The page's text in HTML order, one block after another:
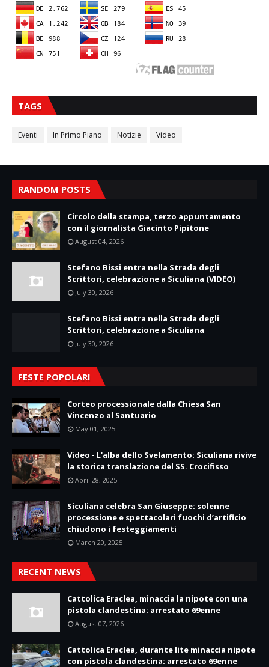
TAGS
Eventi In Primo Piano Notizie Video
RANDOM POSTS
Circolo della stampa, terzo appuntamento
con il giornalista Giacinto Pipitone
August 04, 2026
Stefano Bissi entra nella Strada degli
Scrittori, celebrazione a Siculiana (VIDEO)
July 30, 2026
Stefano Bissi entra nella Strada degli
Scrittori, celebrazione a Siculiana
July 30, 2026
FESTE POPOLARI
Corteo processionale dalla Chiesa San
Vincenzo al Santuario
May 01, 2025
Video - L'alba dello Svelamento: Siculiana rivive
la storica translazione del SS. Crocifisso
April 28, 2025
Siculiana celebra San Giuseppe: solenne
processione e spettacolari fuochi d’artificio
chiudono i festeggiamenti
March 20, 2025
RECENT NEWS
Cattolica Eraclea, minaccia la nipote con una
pistola clandestina: arrestato 69enne
August 07, 2026
Cattolica Eraclea, durante lite minaccia nipote
con pistola clandestina: arrestato 69enne